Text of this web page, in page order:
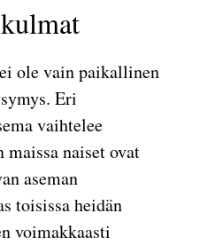
ole vain paikallinen
Eri
vaihtelee
naiset ovat
aseman
toisissa heidän
voimakkaasti